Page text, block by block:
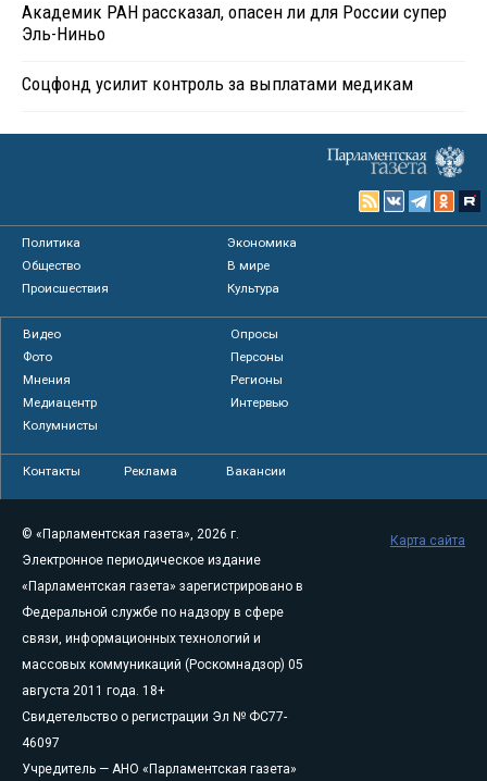
Академик РАН рассказал, опасен ли для России супер
Эль-Ниньо
Соцфонд усилит контроль за выплатами медикам
Политика
Экономика
Общество
В мире
Происшествия
Культура
Видео
Опросы
Фото
Персоны
Мнения
Регионы
Медиацентр
Интервью
Колумнисты
Контакты Реклама Вакансии
© «Парламентская газета», 2026 г.
Электронное периодическое издание
«Парламентская газета» зарегистрировано в
Федеральной службе по надзору в сфере
связи, информационных технологий и
массовых коммуникаций (Роскомнадзор) 05
августа 2011 года. 18+
Свидетельство о регистрации Эл № ФС77-
46097
Учредитель — АНО «Парламентская газета»
Карта сайта